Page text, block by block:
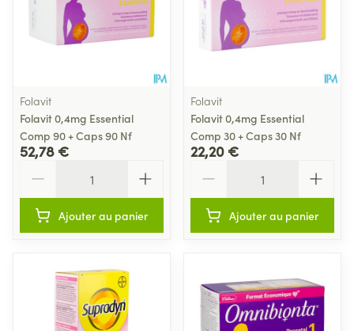
Folavit
Folavit 0,4mg Essential
Comp 90 + Caps 90 Nf
52,78 €
Ajouter au panier
Folavit
Folavit 0,4mg Essential
Comp 30 + Caps 30 Nf
22,20 €
Ajouter au panier